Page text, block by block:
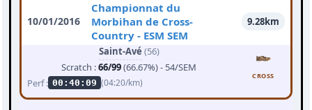
10/01/2016
Championnat du
Morbihan de Cross-
Country - ESM SEM
9.28km
Saint-Avé (56)
Scratch :66/99(66.67%) - 54/SEM
Perf : 00:40:09 (04:20/km)
CROSS